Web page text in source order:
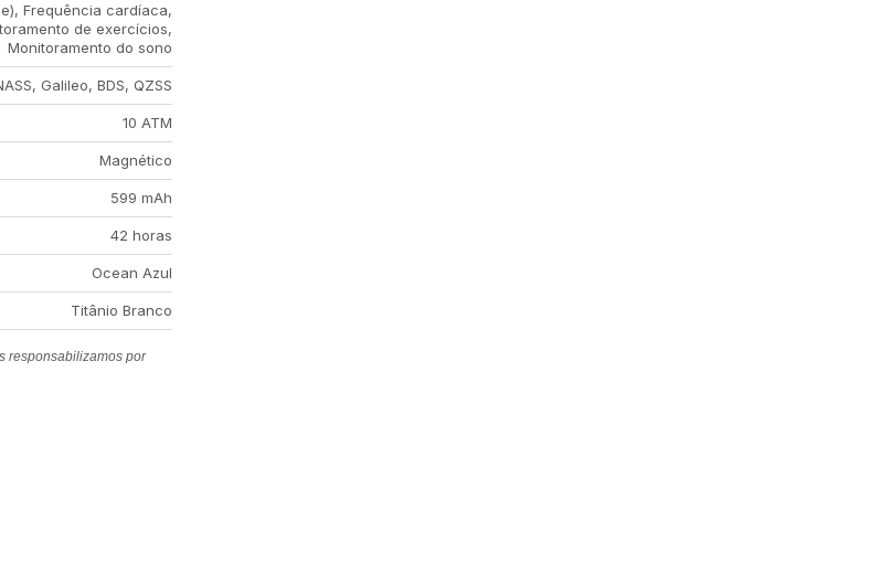
Frequência cardíaca,
de exercícios,
Monitoramento do sono
Galileo, BDS, QZSS
10 ATM
Magnético
599 mAh
42 horas
Ocean Azul
Titânio Branco
responsabilizamos por